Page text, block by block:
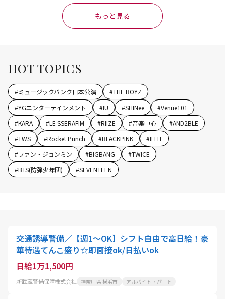
もっと見る
HOT TOPICS
#ミュージックバンク日本公演 #THE BOYZ
#YGエンターテインメント #IU #SHINee #Venue101
#KARA #LE SSERAFIM #RIIZE #音楽中心 #AND2BLE
#TWS #Rocket Punch #BLACKPINK #ILLIT
#ファン・ジョンミン #BIGBANG #TWICE
#BTS(防弾少年団) #SEVENTEEN
交通誘導警備／【週1～OK】シフト自由で高日給！豪
華待遇てんこ盛り☆即面接ok/日払いok
日給1万1,500円
新武蔵警備保障株式会社 神奈川県 横浜市 アルバイト・パート